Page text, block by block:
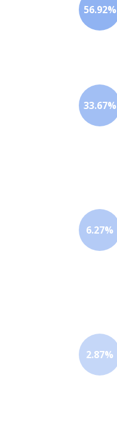
56.92%
33.67%
6.27%
2.87%